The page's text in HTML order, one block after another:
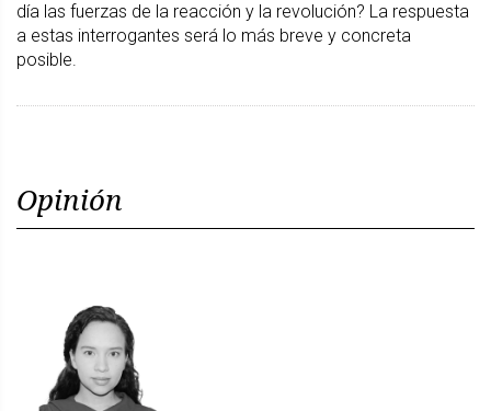
día las fuerzas de la reacción y la revolución? La respuesta
a estas interrogantes será lo más breve y concreta
posible.
Opinión